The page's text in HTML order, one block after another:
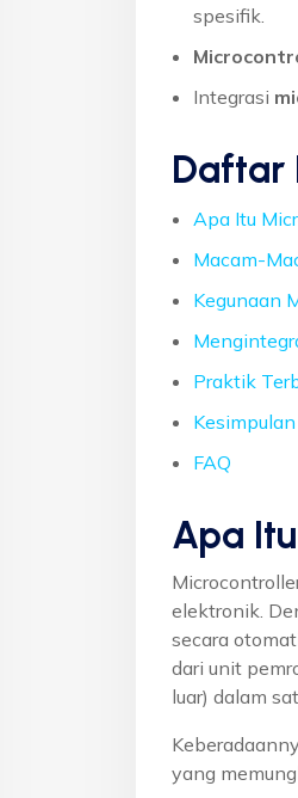
spesifik.
Integrasi
Daftar
Apa Itu
Macam-
Kegunaan
Praktik
Kesimpulan
FAQ
Apa
elektronik.
secara
dari unit
luar) dalam
yang